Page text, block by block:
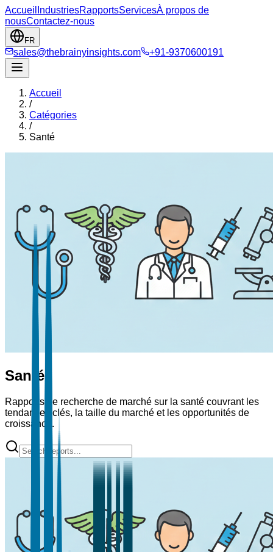
Accueil IndustriesRapportsServicesÀ propos de
nousContactez-nous
FR
sales@thebrainyinsights.com +91-9370600191
Accueil
/
Catégories
/
Santé
Santé
Rapports de recherche de marché sur la santé couvrant les
tendances clés, la taille du marché et les opportunités de
croissance.